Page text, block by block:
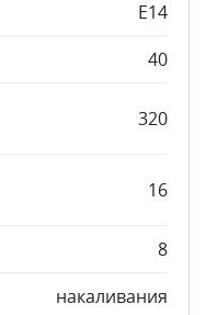
E14
40
320
16
8
накаливания